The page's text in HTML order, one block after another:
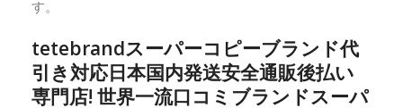
す。
tetebrandスーパーコピーブランド代
引き対応日本国内発送安全通販後払い
専門店! 世界一流口コミブランドスーパ